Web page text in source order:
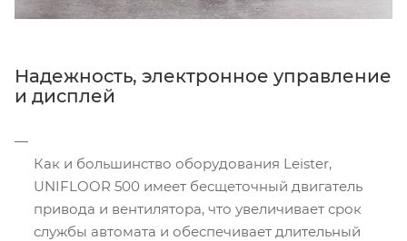
Надежность, электронное управление
и дисплей
Как и большинство оборудования Leister,
UNIFLOOR 500 имеет бесщеточный двигатель
привода и вентилятора, что увеличивает срок
службы автомата и обеспечивает длительный